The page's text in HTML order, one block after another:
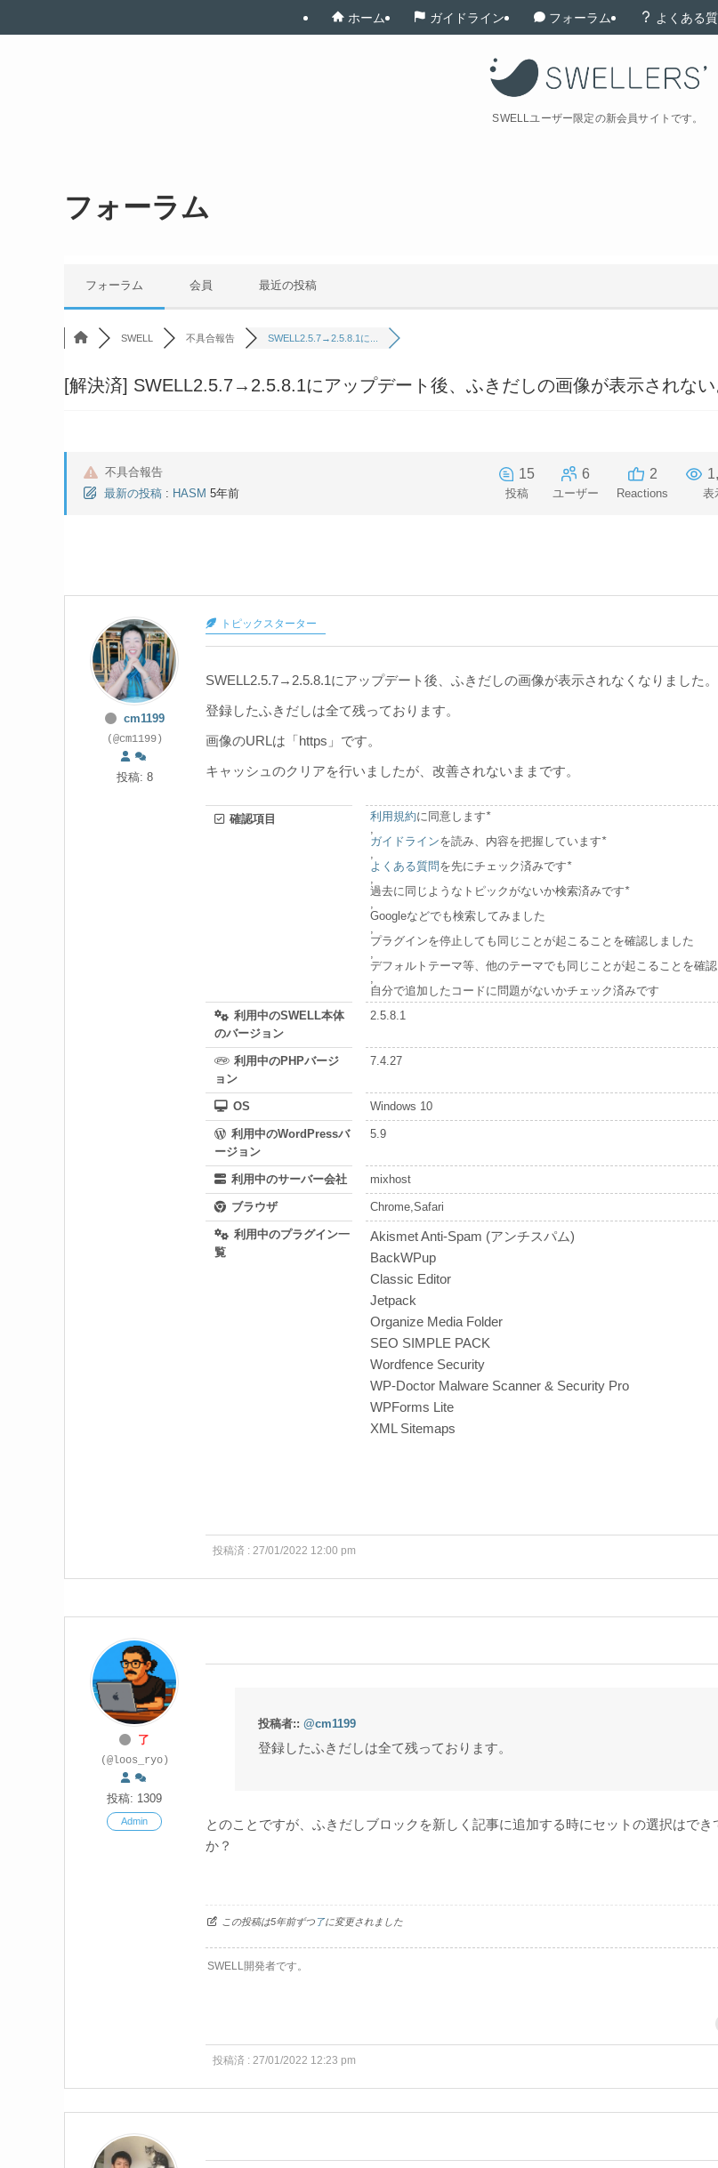
SWELLユーザー限定の新会員サイトです。
ホーム ガイドライン フォーラム よくある
フォーラム
フォーラム 会員 最近の投稿
SWELL 不具合報告 SWELL2.5.7→2.5.8.1に...
[解決済] SWELL2.5.7→2.5.8.1にアップデート後、ふきだしの画像が表示されない
不具合報告
最新の投稿 : HASM 5年前
15
投稿
6
ユーザー
2
Reactions 表
cm1199
(@cm1199)
投稿: 8
トピックスターター
SWELL2.5.7→2.5.8.1にアップデート後、ふきだしの画像が表示されなくなりました。
登録したふきだしは全て残っております。
画像のURLは「https」です。
キャッシュのクリアを行いましたが、改善されないままです。
確認項目 利用規約に同意します*
ガイドラインを読み、内容を把握しています*
よくある質問を先にチェック済みです*
過去に同じようなトピックがないか検索済みです*
Googleなどでも検索してみました
プラグインを停止しても同じことが起こることを確認しました
デフォルトテーマ等、他のテーマでも同じことが起こることを確
自分で追加したコードに問題がないかチェック済みです
利用中のSWELL本体
のバージョン
2.5.8.1
利用中のPHPバージ
ョン
7.4.27
OS Windows 10
利用中のWordPressバ
ージョン
5.9
利用中のサーバー会社 mixhost
ブラウザ Chrome,Safari
利用中のプラグイン一
覧
Akismet Anti-Spam (アンチスパム)
BackWPup
Classic Editor
Jetpack
Organize Media Folder
SEO SIMPLE PACK
Wordfence Security
WP-Doctor Malware Scanner & Security Pro
WPForms Lite
XML Sitemaps
投稿済 : 27/01/2022 12:00 pm
了
(@loos_ryo)
投稿: 1309
Admin
投稿者:: @cm1199
登録したふきだしは全て残っております。
とのことですが、ふきだしブロックを新しく記事に追加する時にセットの選択はでき
か？
この投稿は5年前ずつ 了に変更されました
SWELL開発者です。
投稿済 : 27/01/2022 12:23 pm